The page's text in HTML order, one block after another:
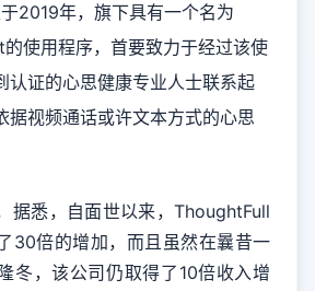
2019年，旗下具有一个名为
使用程序，首要致力于经过该使
认证的心思健康专业人士联系起
据视频通话或许文本方式的心思
据悉，自面世以来，ThoughtFull
30倍的增加，而且虽然在曩昔一
冬，该公司仍取得了10倍收入增